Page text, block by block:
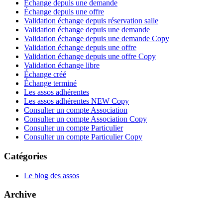
Échange depuis une demande
Échange depuis une offre
Validation échange depuis réservation salle
Validation échange depuis une demande
Validation échange depuis une demande Copy
Validation échange depuis une offre
Validation échange depuis une offre Copy
Validation échange libre
Échange créé
Échange terminé
Les assos adhérentes
Les assos adhérentes NEW Copy
Consulter un compte Association
Consulter un compte Association Copy
Consulter un compte Particulier
Consulter un compte Particulier Copy
Catégories
Le blog des assos
Archive